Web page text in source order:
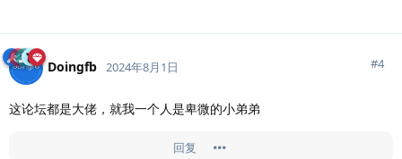
Doingfb 2024年8月1日 #4
这论坛都是大佬，就我一个人是卑微的小弟弟
回复